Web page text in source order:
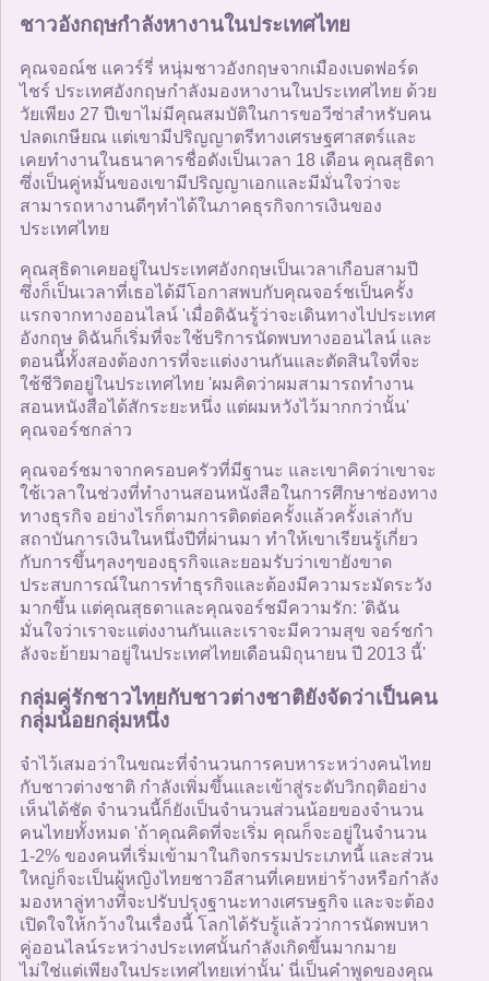
ชาวอังกฤษกำลังหางานในประเทศไทย
คุณจอณ์ช แควร์รี่ หนุ่มชาวอังกฤษจากเมืองเบดฟอร์ด
ไชร์ ประเทศอังกฤษกำลังมองหางานในประเทศไทย ด้วย
วัยเพียง 27 ปีเขาไม่มีคุณสมบัติในการขอวีซ่าสำหรับคน
ปลดเกษียณ แต่เขามีปริญญาตรีทางเศรษฐศาสตร์และ
เคยทำงานในธนาคารชื่อดังเป็นเวลา 18 เดือน คุณสุธิดา
ซึ่งเป็นคู่หมั้นของเขามีปริญญาเอกและมีมั่นใจว่าจะ
สามารถหางานดีๆทำได้ในภาคธุรกิจการเงินของ
ประเทศไทย
คุณสุธิดาเคยอยู่ในประเทศอังกฤษเป็นเวลาเกือบสามปี
ซึ่งก็เป็นเวลาที่เธอได้มีโอกาสพบกับคุณจอร์ชเป็นครั้ง
แรกจากทางออนไลน์ 'เมื่อดิฉันรู้ว่าจะเดินทางไปประเทศ
อังกฤษ ดิฉันก็เริ่มที่จะใช้บริการนัดพบทางออนไลน์ และ
ตอนนี้ทั้งสองต้องการที่จะแต่งงานกันและตัดสินใจที่จะ
ใช้ชีวิตอยู่ในประเทศไทย 'ผมคิดว่าผมสามารถทำงาน
สอนหนังสือได้สักระยะหนึ่ง แต่ผมหวังไว้มากกว่านั้น'
คุณจอร์ชกล่าว
คุณจอร์ชมาจากครอบครัวที่มีฐานะ และเขาคิดว่าเขาจะ
ใช้เวลาในช่วงที่ทำงานสอนหนังสือในการศึกษาช่องทาง
ทางธุรกิจ อย่างไรก็ตามการติดต่อครั้งแล้วครั้งเล่ากับ
สถาบันการเงินในหนึ่งปีที่ผ่านมา ทำให้เขาเรียนรู้เกี่ยว
กับการขึ้นๆลงๆของธุรกิจและยอมรับว่าเขายังขาด
ประสบการณ์ในการทำธุรกิจและต้องมีความระมัดระวัง
มากขึ้น แต่คุณสุธดาและคุณจอร์ชมีความรัก: 'ดิฉัน
มั่นใจว่าเราจะแต่งงานกันและเราจะมีความสุข จอร์ชกำ
ลังจะย้ายมาอยู่ในประเทศไทยเดือนมิถุนายน ปี 2013 นี้'
กลุ่มคู่รักชาวไทยกับชาวต่างชาติยังจัดว่าเป็นคน
กลุ่มน้อยกลุ่มหนึ่ง
จำไว้เสมอว่าในขณะที่จำนวนการคบหาระหว่างคนไทย
กับชาวต่างชาติ กำลังเพิ่มขึ้นและเข้าสู่ระดับวิกฤติอย่าง
เห็นได้ชัด จำนวนนี้ก็ยังเป็นจำนวนส่วนน้อยของจำนวน
คนไทยทั้งหมด 'ถ้าคุณคิดที่จะเริ่ม คุณก็จะอยู่ในจำนวน
1-2% ของคนที่เริ่มเข้ามาในกิจกรรมประเภทนี้ และส่วน
ใหญ่ก็จะเป็นผู้หญิงไทยชาวอีสานที่เคยหย่าร้างหรือกำลัง
มองหาลู่ทางที่จะปรับปรุงฐานะทางเศรษฐกิจ และจะต้อง
เปิดใจให้กว้างในเรื่องนี้ โลกได้รับรู้แล้วว่าการนัดพบหา
คู่ออนไลน์ระหว่างประเทศนั้นกำลังเกิดขึ้นมากมาย
ไม่ใช่แต่เพียงในประเทศไทยเท่านั้น' นี่เป็นคำพูดของคุณ